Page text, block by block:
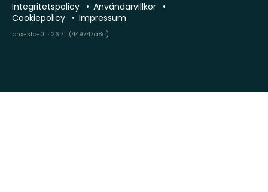
Integritetspolicy
Användarvillkor
Cookiepolicy
Impressum
phx-sto-01 · 26.7.1 (449747a8c)